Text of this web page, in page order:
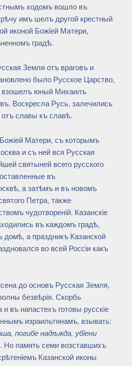
ходомъ вошло въ
имъ шелъ другой крестный
иконой Божiей Матери,
градѣ.
Земля отъ враговъ и
было Русское Царство,
взошелъ юный Михаилъ
Воскресла Русь, залечились
славы къ славѣ.
Матери, съ которымъ
и съ ней вся Русская
святыней всего русского
въ
а затѣмъ и въ новомъ
Петра, также
чудотворенiй. Казанскiе
въ каждомъ градѣ,
а праздникъ Казанской
во всей Россiи какъ
до основъ Русская Земля,
безвѣрiя. Скорбь
въ напастехъ готовы русскiе
израильтянамъ, взывать:
погибе надѣжда, убiени
Но память семи возставшихъ
Казанской иконы